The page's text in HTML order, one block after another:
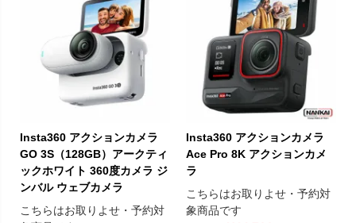
Insta360 アクションカメラ
GO 3S（128GB）アークティ
ックホワイト 360度カメラ ジ
ンバル ウェブカメラ
こちらはお取りよせ・予約対
Insta360 アクションカメラ
Ace Pro 8K アクションカメ
ラ
こちらはお取りよせ・予約対
象商品です